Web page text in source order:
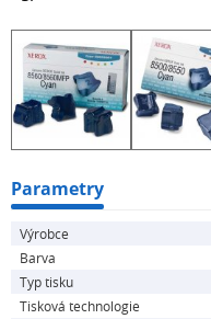
Parametry
Výrobce
Barva
Typ tisku
Tisková technologie